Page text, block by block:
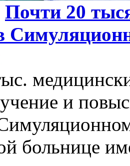
Почти 20
и
больнице